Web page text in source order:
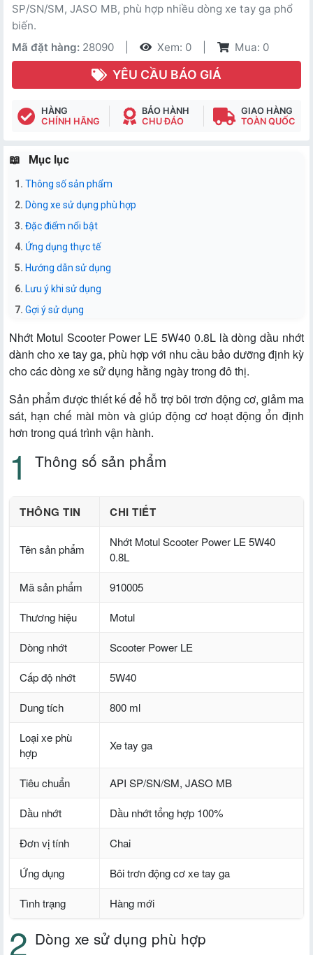
SP/SN/SM, JASO MB, phù hợp nhiều dòng xe tay ga phổ
biến.
Mã đặt hàng: 28090 Xem: 0 Mua: 0
YÊU CẦU BÁO GIÁ
HÀNG
CHÍNH HÃNG
BẢO HÀNH
CHU ĐÁO
GIAO HÀNG
TOÀN QUỐC
Mục lục
Thông số sản phẩm
Dòng xe sử dụng phù hợp
Đặc điểm nổi bật
Ứng dụng thực tế
Hướng dẫn sử dụng
Lưu ý khi sử dụng
Gợi ý sử dụng
Nhớt Motul Scooter Power LE 5W40 0.8L là dòng dầu nhớt
dành cho xe tay ga, phù hợp với nhu cầu bảo dưỡng định kỳ
cho các dòng xe sử dụng hằng ngày trong đô thị.
Sản phẩm được thiết kế để hỗ trợ bôi trơn động cơ, giảm ma
sát, hạn chế mài mòn và giúp động cơ hoạt động ổn định
hơn trong quá trình vận hành.
Thông số sản phẩm
THÔNG TIN CHI TIẾT
Tên sản phẩm
Nhớt Motul Scooter Power LE 5W40
0.8L
Mã sản phẩm 910005
Thương hiệu Motul
Dòng nhớt Scooter Power LE
Cấp độ nhớt 5W40
Dung tích 800 ml
Loại xe phù
hợp
Xe tay ga
Tiêu chuẩn API SP/SN/SM, JASO MB
Dầu nhớt Dầu nhớt tổng hợp 100%
Đơn vị tính Chai
Ứng dụng Bôi trơn động cơ xe tay ga
Tình trạng Hàng mới
Dòng xe sử dụng phù hợp